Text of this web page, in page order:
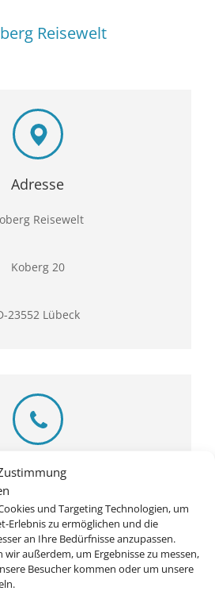
und Targeting Technologien, um
Erlebnis zu ermöglichen und die
an Ihre Bedürfnisse anzupassen.
wir außerdem, um Ergebnisse zu messen,
Besucher kommen oder um unsere
Reisewelt
Adresse
Reisewelt
Koberg 20
23552 Lübeck
Sie uns an
0451 71001